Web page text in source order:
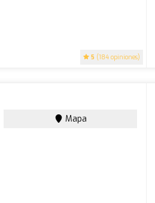
5 (184 opiniones)
Mapa